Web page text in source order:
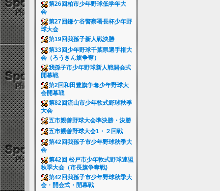
第26回柏市少年野球低学年大
会
第27回鎌ケ谷警察署長杯少年野
球大会
第19回我孫子新人戦決勝
第33回少年野球千葉県選手権大
会（ろうきん旗争奪）
我孫子市少年野球新人戦開会式
開幕戦
第2回和田豊旗争奪少年野球大
会開幕戦
第82回流山市少年軟式野球秋季
大会
五市親善野球大会準決勝・決勝
五市親善野球大会1・２回戦
第42回我孫子市少年野球秋季大
会
第42回 松戸市少年軟式野球連盟
秋季大会（市長旗争奪戦)
第42回我孫子市少年野球秋季大
会・開会式・開幕戦